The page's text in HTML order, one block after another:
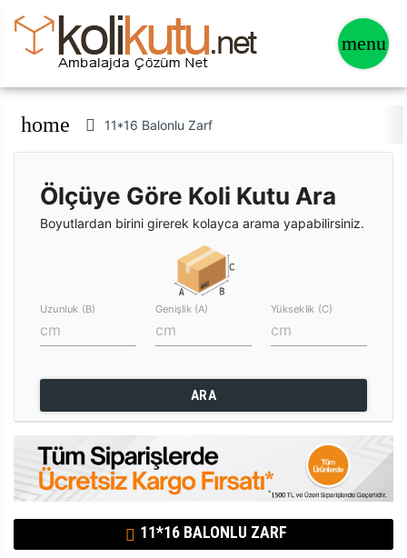
home 11*16 Balonlu Zarf
Ölçüye Göre Koli Kutu Ara
Boyutlardan birini girerek kolayca arama yapabilirsiniz.
Uzunluk (B) Genişlik (A) Yükseklik (C)
ARA
11*16 BALONLU ZARF